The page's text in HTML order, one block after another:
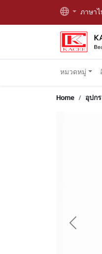
ภาษาไ
หมวดหมู่
Home อุปก
Previous